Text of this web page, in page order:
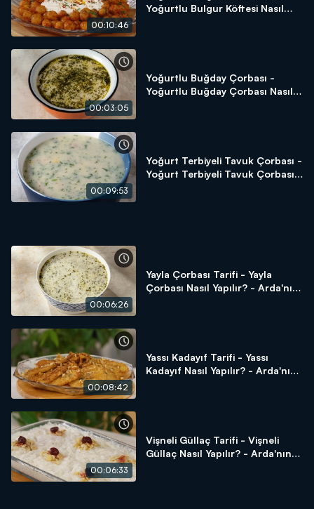
00:10:46
Yoğurtlu Bulgur Köftesi Nasıl
00:03:05
Yoğurtlu Buğday Çorbası -
Yoğurtlu Buğday Çorbası Nasıl
00:09:53
Yoğurt Terbiyeli Tavuk Çorbası -
Yoğurt Terbiyeli Tavuk Çorbası
00:06:26
Yayla Çorbası Tarifi - Yayla
Çorbası Nasıl Yapılır? - Arda'nın
00:08:42
Yassı Kadayıf Tarifi - Yassı
Kadayıf Nasıl Yapılır? - Arda'nın
00:06:33
Vişneli Güllaç Tarifi - Vişneli
Güllaç Nasıl Yapılır? - Arda'nın